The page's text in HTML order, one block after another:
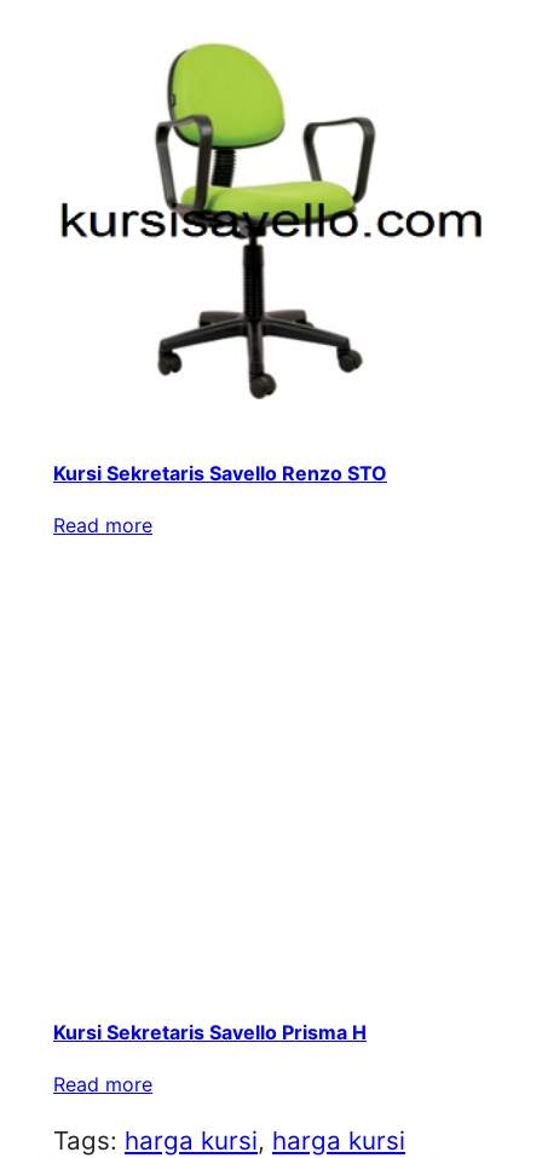
Kursi Sekretaris Savello Renzo STO
Read more
Kursi Sekretaris Savello Prisma H
Read more
Tags: harga kursi, harga kursi